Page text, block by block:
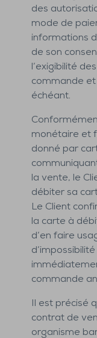
des
mode de
informations
de son
l’exigibilité
commande
échéant.
monétaire et
donné par
la vente, le
débiter sa
Le Client
la carte à
d’en faire
commande
Il est précisé
contrat de
organisme